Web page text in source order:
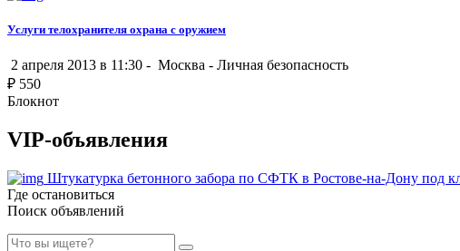
Услуги телохранителя охрана с оружием
2 апреля 2013 в 11:30 - Москва - Личная безопасность
₽ 550
Блокнот
VIP-объявления
Штукатурка бетонного забора по СФТК в Ростове-на-Дону под
Где остановиться
Поиск объявлений